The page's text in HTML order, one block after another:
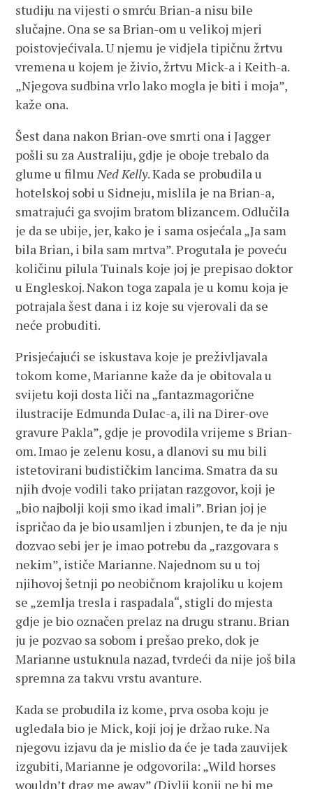
studiju na vijesti o smrću Brian-a nisu bile
slučajne. Ona se sa Brian-om u velikoj mjeri
poistovjećivala. U njemu je vidjela tipičnu žrtvu
vremena u kojem je živio, žrtvu Mick-a i Keith-a.
„Njegova sudbina vrlo lako mogla je biti i moja”,
kaže ona.
Šest dana nakon Brian-ove smrti ona i Jagger
pošli su za Australiju, gdje je oboje trebalo da
glume u filmuNed Kelly. Kada se probudila u
hotelskoj sobi u Sidneju, mislila je na Brian-a,
smatrajući ga svojim bratom blizancem. Odlučila
je da se ubije, jer, kako je i sama osjećala „Ja sam
bila Brian, i bila sam mrtva”. Progutala je poveću
količinu pilula Tuinals koje joj je prepisao doktor
u Engleskoj. Nakon toga zapala je u komu koja je
potrajala šest dana i iz koje su vjerovali da se
neće probuditi.
Prisjećajući se iskustava koje je preživljavala
tokom kome, Marianne kaže da je obitovala u
svijetu koji dosta liči na „fantazmagorične
ilustracije Edmunda Dulac-a, ili na Direr-ove
gravure Pakla”, gdje je provodila vrijeme s Brian-
om. Imao je zelenu kosu, a dlanovi su mu bili
istetovirani budističkim lancima. Smatra da su
njih dvoje vodili tako prijatan razgovor, koji je
„bio najbolji koji smo ikad imali”. Brian joj je
ispričao da je bio usamljen i zbunjen, te da je nju
dozvao sebi jer je imao potrebu da „razgovara s
nekim”, ističe Marianne. Najednom su u toj
njihovoj šetnji po neobičnom krajoliku u kojem
se „zemlja tresla i raspadala“, stigli do mjesta
gdje je bio označen prelaz na drugu stranu. Brian
ju je pozvao sa sobom i prešao preko, dok je
Marianne ustuknula nazad, tvrdeći da nije još bila
spremna za takvu vrstu avanture.
Kada se probudila iz kome, prva osoba koju je
ugledala bio je Mick, koji joj je držao ruke. Na
njegovu izjavu da je mislio da će je tada zauvijek
izgubiti, Marianne je odgovorila: „Wild horses
wouldn’t drag me away” (Divlji konji ne bi me